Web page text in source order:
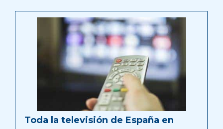
Toda la televisión de España en